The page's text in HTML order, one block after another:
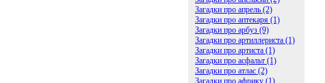
Загадки про апрель (2)
Загадки про аптекаря (1)
Загадки про арбуз (9)
Загадки про артиллериста (1)
Загадки про артиста (1)
Загадки про асфальт (1)
Загадки про атлас (2)
Загадки про африку (1)